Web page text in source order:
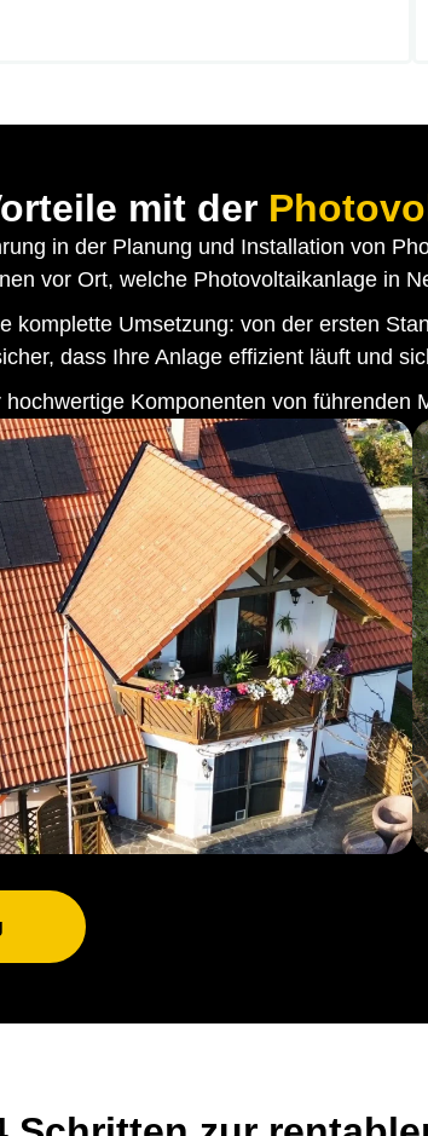
mit der
in der Planung und Installation von
vor Ort, welche Photovoltaikanlage in
komplette Umsetzung: von der ersten
dass Ihre Anlage effizient läuft und
Komponenten von